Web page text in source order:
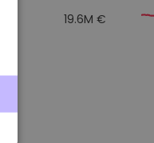
19.6M €